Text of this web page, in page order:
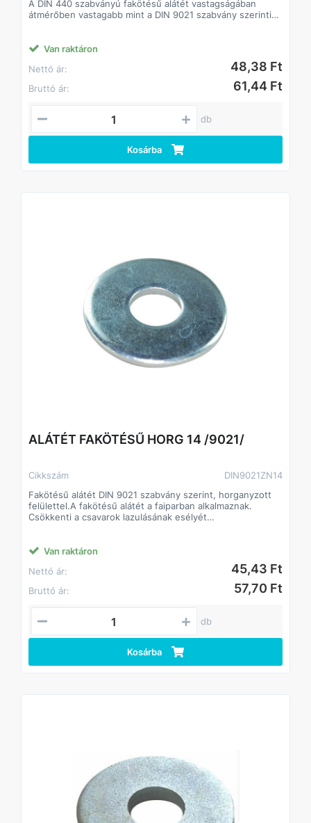
A DIN 440 szabványú fakötésű alátét vastagságában
átmérőben vastagabb mint a DIN 9021 szabvány szerinti
Csökkenti a csavarok lazulásának esélyét
Javítja a csavarok terhelhetőségét, így kisebb méretű
csavarok is megfelelő teljesítményt biztosíthatnak.
Van raktáron
Nettó ár:
48,38 Ft
Bruttó ár: 61,44 Ft
db
Kosárba
ALÁTÉT FAKÖTÉSŰ HORG 14 /9021/
Cikkszám
DIN9021ZN14
Fakötésű alátét DIN 9021 szabvány szerint, horganyzott
felülettel.A fakötésű alátét a faiparban alkalmaznak.
Csökkenti a csavarok lazulásának esélyét
Javítja a csavarok terhelhetőségét, így kisebb méretű
csavarok is megfelelő teljesítményt biztosíthatnak.
Van raktáron
Nettó ár:
45,43 Ft
Bruttó ár: 57,70 Ft
db
Kosárba